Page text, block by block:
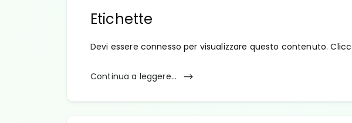
Etichette
Devi essere connesso per visualizzare questo contenuto.
Continua a leggere...